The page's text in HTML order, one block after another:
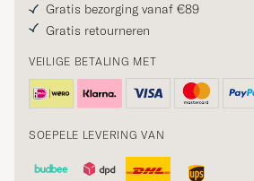
Gratis bezorging vanaf €89
Gratis retourneren
VEILIGE BETALING MET
SOEPELE LEVERING VAN